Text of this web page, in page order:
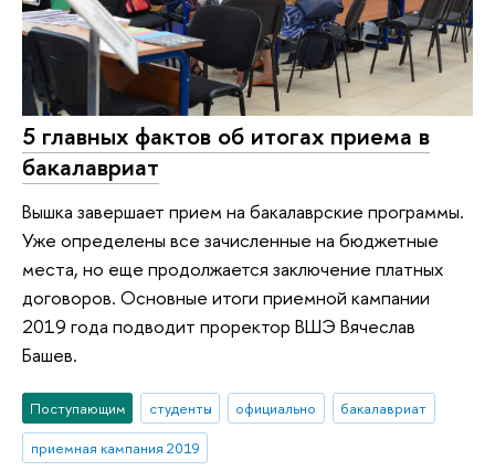
5 главных фактов об итогах приема в
бакалавриат
Вышка завершает прием на бакалаврские программы.
Уже определены все зачисленные на бюджетные
места, но еще продолжается заключение платных
договоров. Основные итоги приемной кампании
2019 года подводит проректор ВШЭ Вячеслав
Башев.
Поступающим студенты официально
бакалавриат
приемная кампания 2019